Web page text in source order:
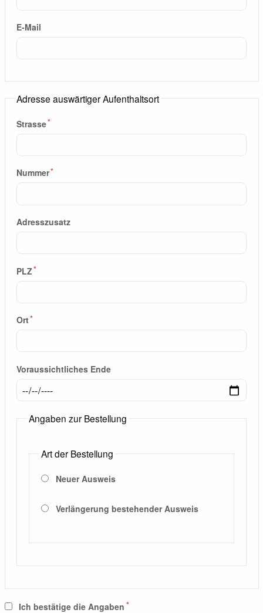
E-Mail
Adresse auswärtiger Aufenthaltsort
Strasse
Nummer
Adresszusatz
PLZ
Ort
Voraussichtliches Ende
Angaben zur Bestellung
Art der Bestellung
Neuer Ausweis
Verlängerung bestehender Ausweis
Ich bestätige die Angaben